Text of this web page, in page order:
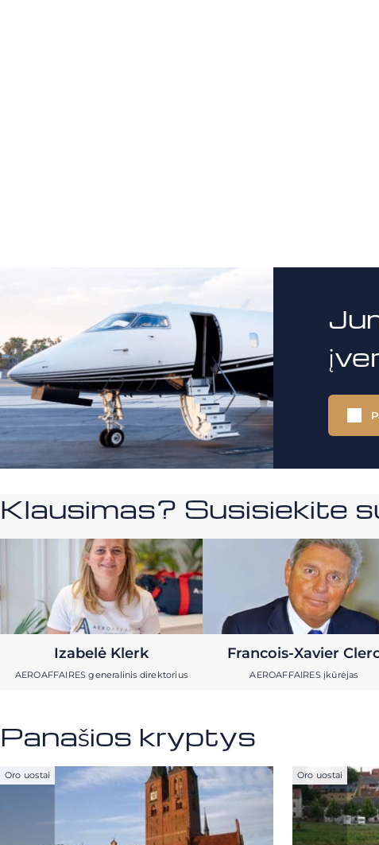
Klausimas? Susisiekite
Izabelė Klerk
AEROAFFAIRES generalinis direktorius
Francois-Xavier
AEROAFFAIRES įkūrėjas
Panašios kryptys
Oro uostai Oro uostai